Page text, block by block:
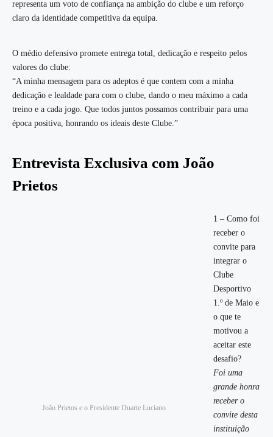
representa um voto de confiança na ambição do clube e um reforço
claro da identidade competitiva da equipa.
O médio defensivo promete entrega total, dedicação e respeito pelos
valores do clube:
“A minha mensagem para os adeptos é que contem com a minha
dedicação e lealdade para com o clube, dando o meu máximo a cada
treino e a cada jogo. Que todos juntos possamos contribuir para uma
época positiva, honrando os ideais deste Clube.”
Entrevista Exclusiva com João
Prietos
João Prietos e o Presidente Duarte Luciano
1 – Como foi
receber o
convite para
integrar o
Clube
Desportivo
1.º de Maio e
o que te
motivou a
aceitar este
desafio?
Foi uma
grande honra
receber o
convite desta
instituição